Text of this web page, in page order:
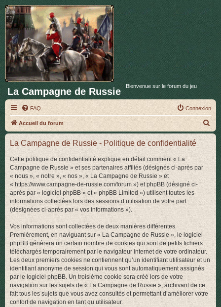
La Campagne de Russie Bienvenue sur le forum du jeu
FAQ Connexion
Accueil du forum
e
c
h
La Campagne de Russie - Politique de confidentialité
Cette politique de confidentialité explique en détail comment « La
Campagne de Russie » et ses partenaires affiliés (désignés ci-après par
« nous », « notre », « nos », « La Campagne de Russie » et
« https://www.campagne-de-russie.com/forum ») et phpBB (désigné ci-
après par « logiciel phpBB » et « phpBB Limited ») utilisent toutes les
informations collectées lors des sessions d’utilisation de votre part
(désignées ci-après par « vos informations »).
Vos informations sont collectées de deux manières différentes.
Premièrement, en naviguant sur « La Campagne de Russie », le logiciel
phpBB génèrera un certain nombre de cookies qui sont de petits fichiers
téléchargés temporairement par le navigateur internet de votre ordinateur.
Les deux premiers cookies ne contiennent qu’un identifiant utilisateur et un
identifiant anonyme de session qui vous sont automatiquement assignés
par le logiciel phpBB. Un troisième cookie sera créé lors de votre
navigation sur les sujets de « La Campagne de Russie », archivant de ce
fait tous les sujets que vous avez consultés et permettant d’améliorer votre
confort de navigation en tant qu’utilisateur.